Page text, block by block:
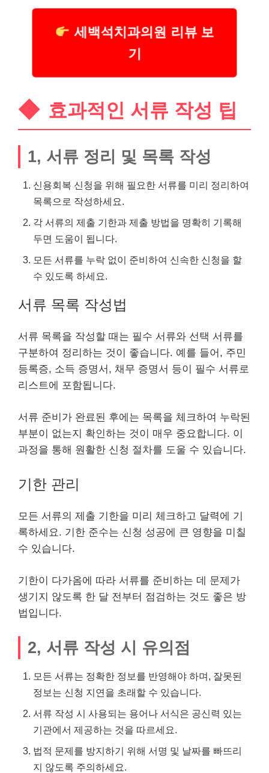
세백석치과의원 리뷰 보
기
효과적인 서류 작성 팁
1, 서류 정리 및 목록 작성
신용회복 신청을 위해 필요한 서류를 미리 정리하여
목록으로 작성하세요.
각 서류의 제출 기한과 제출 방법을 명확히 기록해
두면 도움이 됩니다.
모든 서류를 누락 없이 준비하여 신속한 신청을 할
수 있도록 하세요.
서류 목록 작성법
서류 목록을 작성할 때는 필수 서류와 선택 서류를
구분하여 정리하는 것이 좋습니다. 예를 들어, 주민
등록증, 소득 증명서, 채무 증명서 등이 필수 서류로
리스트에 포함됩니다.
서류 준비가 완료된 후에는 목록을 체크하여 누락된
부분이 없는지 확인하는 것이 매우 중요합니다. 이
과정을 통해 원활한 신청 절차를 도울 수 있습니다.
기한 관리
모든 서류의 제출 기한을 미리 체크하고 달력에 기
록하세요. 기한 준수는 신청 성공에 큰 영향을 미칠
수 있습니다.
기한이 다가옴에 따라 서류를 준비하는 데 문제가
생기지 않도록 한 달 전부터 점검하는 것도 좋은 방
법입니다.
2, 서류 작성 시 유의점
모든 서류는 정확한 정보를 반영해야 하며, 잘못된
정보는 신청 지연을 초래할 수 있습니다.
서류 작성 시 사용되는 용어나 서식은 공신력 있는
기관에서 제공하는 것을 따르세요.
법적 문제를 방지하기 위해 서명 및 날짜를 빠뜨리
지 않도록 주의하세요.